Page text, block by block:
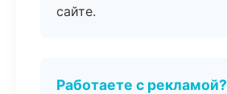
сайте.
Работаете с рекламой?